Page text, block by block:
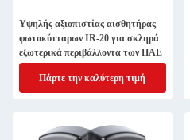
Υψηλής αξιοπιστίας αισθητήρας
φωτοκύτταρων IR-20 για σκληρά
εξωτερικά περιβάλλοντα των ΗΑΕ
Πάρτε την καλύτερη τιμή